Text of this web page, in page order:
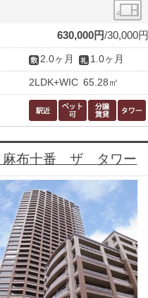
630,000円 30,000円
2.0ヶ月 1.0ヶ月
2LDK+WIC 65.28㎡
麻布十番 ザ タワー